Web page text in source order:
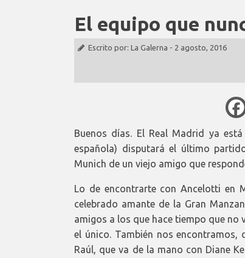
El equipo que
Escrito por: La Galerna - 2 agosto, 2016
Buenos días. El Real Madrid ya
española) disputará el último
Munich de un viejo amigo que
Lo de encontrarte con Ancelotti en
celebrado amante de la Gran
amigos a los que hace tiempo que no
el único. También nos
Raúl, que va de la mano con Diane